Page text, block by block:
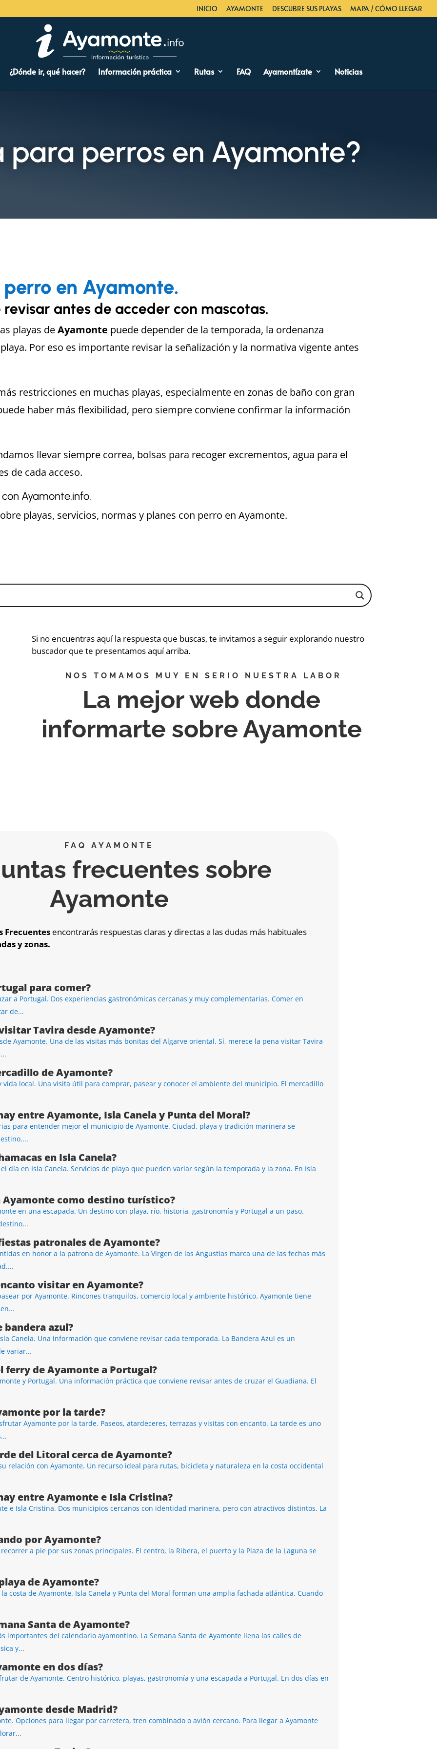
INICIO AYAMONTE DESCUBRE SUS PLAYAS MAPA / CÓMO LLEGAR
¿Dónde ir, qué hacer? Información práctica Rutas FAQ Ayamontízate Noticias
para perros en Ayamonte?
en Ayamonte.
antes de acceder con mascotas.
playas deAyamonte puede depender de la temporada, la ordenanza
Por eso es importante revisar la señalización y la normativa vigente antes
restricciones en muchas playas, especialmente en zonas de baño con gran
haber más flexibilidad, pero siempre conviene confirmar la información
llevar siempre correa, bolsas para recoger excrementos, agua para el
de cada acceso.
Ayamonte.info.
playas, servicios, normas y planes con perro en Ayamonte.
Si no encuentras aquí la respuesta que buscas, te invitamos a seguir explorando nuestro
buscador que te presentamos aquí arriba.
NOS TOMAMOS MUY EN SERIO NUESTRA LABOR
La mejor web donde
informarte sobre Ayamonte
FAQ AYAMONTE
frecuentes sobre
Ayamonte
Frecuentesencontrarás respuestas claras y directas a las dudas más habituales
y zonas.
para comer?
a Portugal. Dos experiencias gastronómicas cercanas y muy complementarias. Comer en
de...
Tavira desde Ayamonte?
Ayamonte. Una de las visitas más bonitas del Algarve oriental. Sí, merece la pena visitar Tavira
de Ayamonte?
vida local. Una visita útil para comprar, pasear y conocer el ambiente del municipio. El mercadillo
entre Ayamonte, Isla Canela y Punta del Moral?
para entender mejor el municipio de Ayamonte. Ciudad, playa y tradición marinera se
en Isla Canela?
día en Isla Canela. Servicios de playa que pueden variar según la temporada y la zona. En Isla
Ayamonte como destino turístico?
en una escapada. Un destino con playa, río, historia, gastronomía y Portugal a un paso.
patronales de Ayamonte?
en honor a la patrona de Ayamonte. La Virgen de las Angustias marca una de las fechas más
visitar en Ayamonte?
por Ayamonte. Rincones tranquilos, comercio local y ambiente histórico. Ayamonte tiene
bandera azul?
Canela. Una información que conviene revisar cada temporada. La Bandera Azul es un
variar...
ferry de Ayamonte a Portugal?
y Portugal. Una información práctica que conviene revisar antes de cruzar el Guadiana. El
por la tarde?
Ayamonte por la tarde. Paseos, atardeceres, terrazas y visitas con encanto. La tarde es uno
del Litoral cerca de Ayamonte?
relación con Ayamonte. Un recurso ideal para rutas, bicicleta y naturaleza en la costa occidental
entre Ayamonte e Isla Cristina?
e Isla Cristina. Dos municipios cercanos con identidad marinera, pero con atractivos distintos. La
por Ayamonte?
a pie por sus zonas principales. El centro, la Ribera, el puerto y la Plaza de la Laguna se
de Ayamonte?
costa de Ayamonte. Isla Canela y Punta del Moral forman una amplia fachada atlántica. Cuando
Santa de Ayamonte?
importantes del calendario ayamontino. La Semana Santa de Ayamonte llena las calles de
y...
en dos días?
de Ayamonte. Centro histórico, playas, gastronomía y una escapada a Portugal. En dos días en
desde Madrid?
Opciones para llegar por carretera, tren combinado o avión cercano. Para llegar a Ayamonte